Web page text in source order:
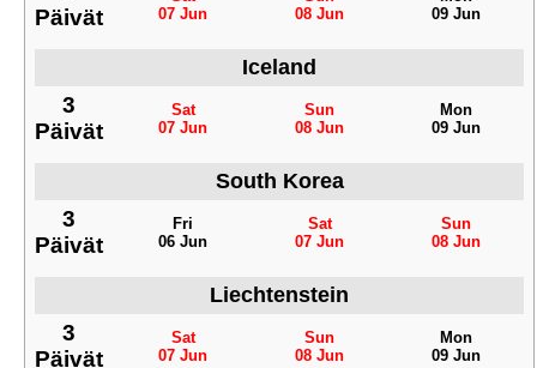
Päivät
07 Jun
08 Jun
09 Jun
Iceland
3
Päivät
Sat
07 Jun
Sun
08 Jun
Mon
09 Jun
South Korea
3
Päivät
Fri
06 Jun
Sat
07 Jun
Sun
08 Jun
Liechtenstein
3
Päivät
Sat
07 Jun
Sun
08 Jun
Mon
09 Jun